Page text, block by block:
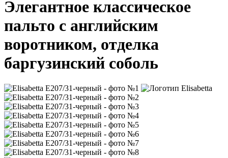
Элегантное классическое
пальто с английским
воротником, отделка
баргузинский соболь